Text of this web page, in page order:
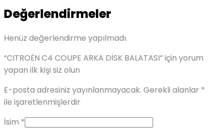
Değerlendirmeler
Henüz değerlendirme yapılmadı.
“CITROËN C4 COUPE ARKA DİSK BALATASI” için yorum
yapan ilk kişi siz olun
E-posta adresiniz yayınlanmayacak. Gerekli alanlar *
ile işaretlenmişlerdir
İsim *